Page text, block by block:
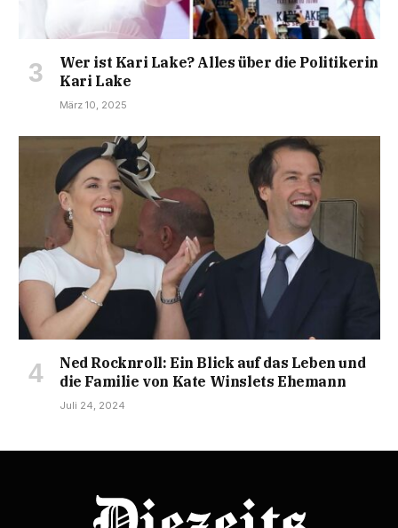
Wer ist Kari Lake? Alles über die Politikerin
Kari Lake
März 10, 2025
Ned Rocknroll: Ein Blick auf das Leben und
die Familie von Kate Winslets Ehemann
Juli 24, 2024